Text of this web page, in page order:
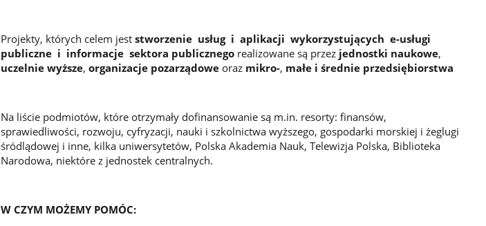
Projekty, których celem jeststworzenie usług i aplikacji wykorzystujących e-usługi
publiczne i informacje sektora publicznego realizowane są przez jednostki naukowe,
uczelnie wyższe,organizacje pozarządowe oraz mikro-, małe i średnie przedsiębiorstwa
Na liście podmiotów, które otrzymały dofinansowanie są m.in. resorty: finansów,
sprawiedliwości, rozwoju, cyfryzacji, nauki i szkolnictwa wyższego, gospodarki morskiej i żeglugi
śródlądowej i inne, kilka uniwersytetów, Polska Akademia Nauk, Telewizja Polska, Biblioteka
Narodowa, niektóre z jednostek centralnych.
W CZYM MOŻEMY POMÓC: